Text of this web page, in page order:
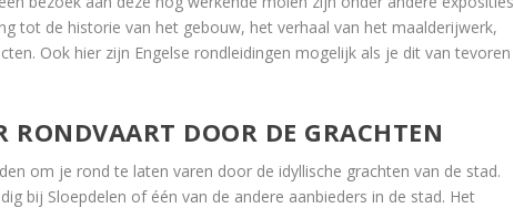
tot de historie van het gebouw, het verhaal van het maalderijwerk,
Ook hier zijn Engelse rondleidingen mogelijk als je dit van tevoren
RONDVAART DOOR DE GRACHTEN
om je rond te laten varen door de idyllische grachten van de stad.
bij Sloepdelen of één van de andere aanbieders in de stad. Het